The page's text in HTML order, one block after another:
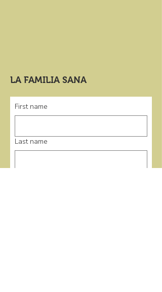
LA FAMILIA SANA
First name
Last name